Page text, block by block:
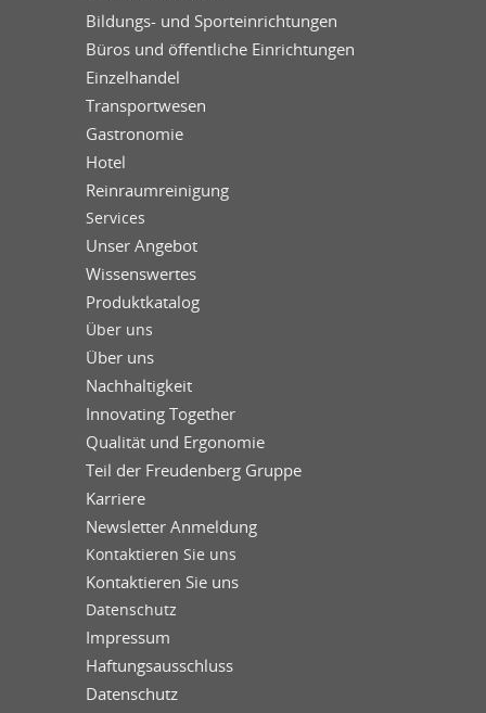
Bildungs- und Sporteinrichtungen
Büros und öffentliche Einrichtungen
Einzelhandel
Transportwesen
Gastronomie
Hotel
Reinraumreinigung
Services
Unser Angebot
Wissenswertes
Produktkatalog
Über uns
Über uns
Nachhaltigkeit
Innovating Together
Qualität und Ergonomie
Teil der Freudenberg Gruppe
Karriere
Newsletter Anmeldung
Kontaktieren Sie uns
Kontaktieren Sie uns
Datenschutz
Impressum
Haftungsausschluss
Datenschutz